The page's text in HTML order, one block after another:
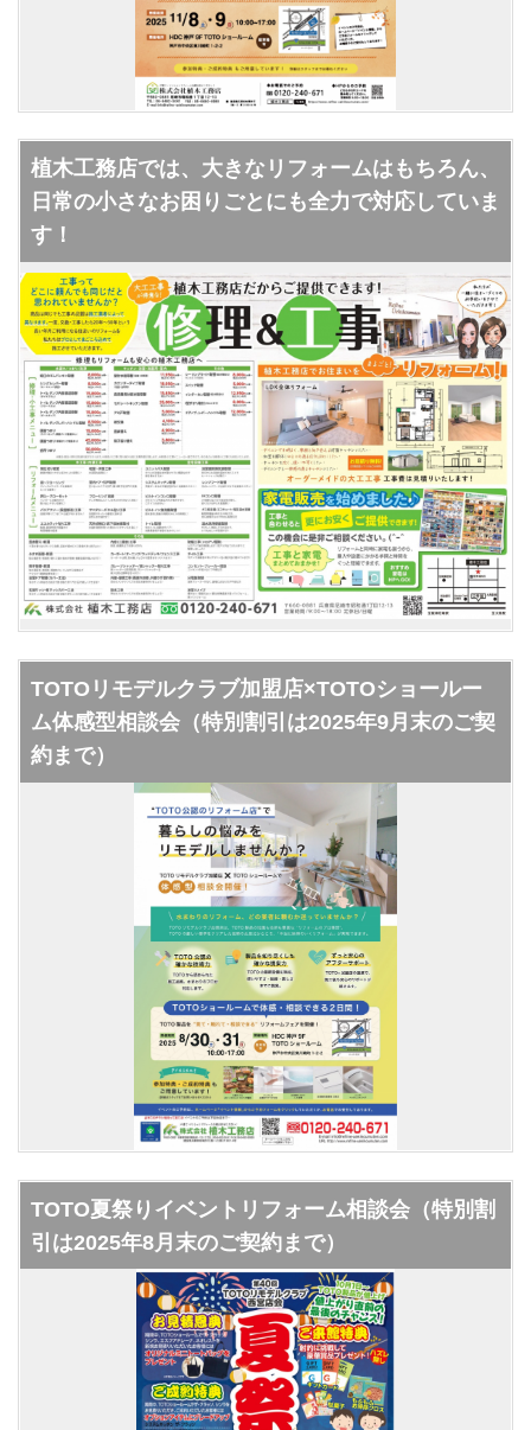
植木工務店では、大きなリフォームはもちろん、
日常の小さなお困りごとにも全力で対応していま
す！
TOTOリモデルクラブ加盟店×TOTOショールー
ム体感型相談会（特別割引は2025年9月末のご契
約まで）
TOTO夏祭りイベントリフォーム相談会（特別割
引は2025年8月末のご契約まで）